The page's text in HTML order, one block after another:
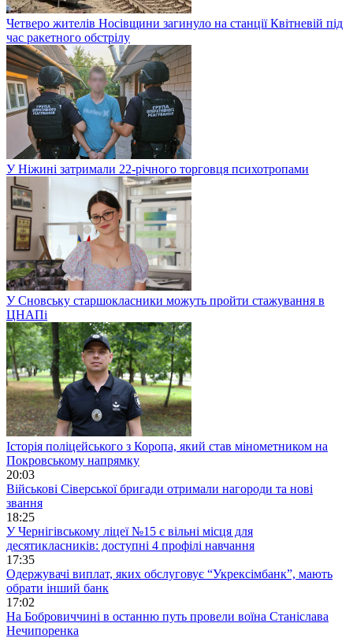
Четверо жителів Носівщини загинуло на станції Квітневій під
час ракетного обстрілу
У Ніжині затримали 22-річного торговця психотропами
У Сновську старшокласники можуть пройти стажування в
ЦНАПі
Історія поліцейського з Коропа, який став мінометником на
Покровському напрямку
20:03
Військові Сіверської бригади отримали нагороди та нові
звання
18:25
У Чернігівському ліцеї №15 є вільні місця для
десятикласників: доступні 4 профілі навчання
17:35
Одержувачі виплат, яких обслуговує “Укрексімбанк”, мають
обрати інший банк
17:02
На Бобровиччині в останню путь провели воїна Станіслава
Нечипоренка